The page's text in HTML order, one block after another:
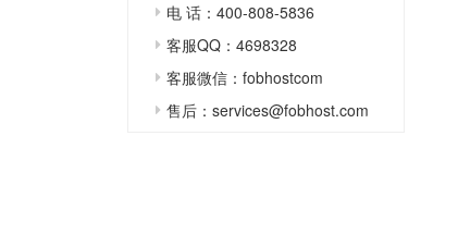
电 话：400-808-5836
客服QQ：4698328
客服微信：fobhostcom
售后：services@fobhost.com